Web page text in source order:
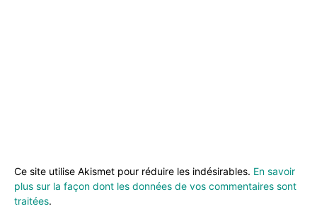
Ce site utilise Akismet pour réduire les indésirables. En savoir
plus sur la façon dont les données de vos commentaires sont
traitées.